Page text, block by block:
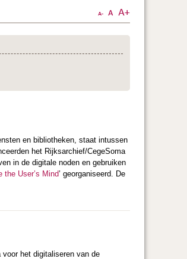
en bibliotheken, staat intussen
het Rijksarchief/CegeSoma
in de digitale noden en gebruiken
the User’s Mind’ georganiseerd. De
het digitaliseren van de